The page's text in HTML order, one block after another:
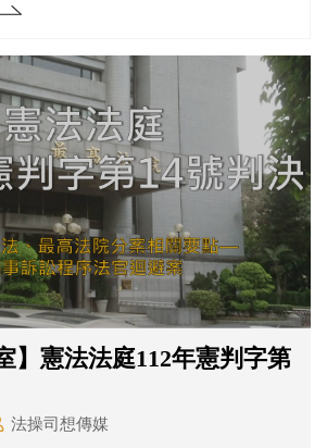
條（責任能力）、第62條（自首）、
】憲法法庭112年憲判字第
法操司想傳媒